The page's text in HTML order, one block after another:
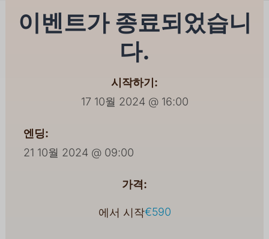
이벤트가 종료되었습니
다.
시작하기:
17 10월 2024 @ 16:00
엔딩:
21 10월 2024 @ 09:00
가격:
에서 시작€590